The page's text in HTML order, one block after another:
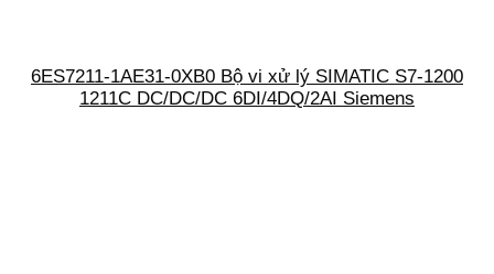
6ES7211-1AE31-0XB0 Bộ vi xử lý SIMATIC S7-1200
1211C DC/DC/DC 6DI/4DQ/2AI Siemens